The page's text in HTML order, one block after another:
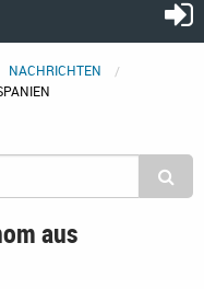
NACHRICHTEN
aus